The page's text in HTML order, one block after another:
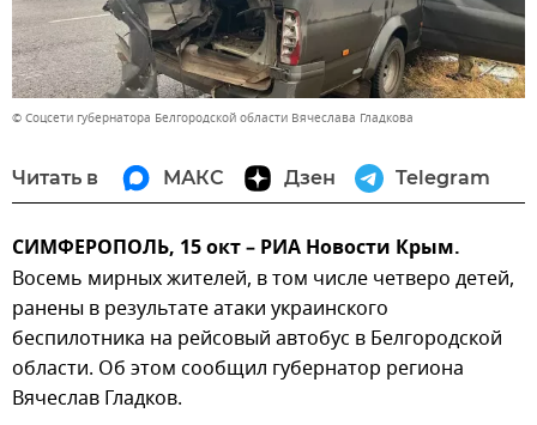
© Соцсети губернатора Белгородской области Вячеслава Гладкова
Читать в МАКС Дзен Telegram
СИМФЕРОПОЛЬ, 15 окт – РИА Новости Крым.
Восемь мирных жителей, в том числе четверо детей,
ранены в результате атаки украинского
беспилотника на рейсовый автобус в Белгородской
области. Об этом сообщил губернатор региона
Вячеслав Гладков.